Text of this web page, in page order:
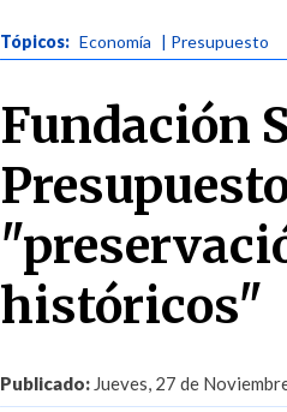
Tópicos: Economía | Presupuesto
Fundación
históricos"
Publicado: Jueves, 27 de